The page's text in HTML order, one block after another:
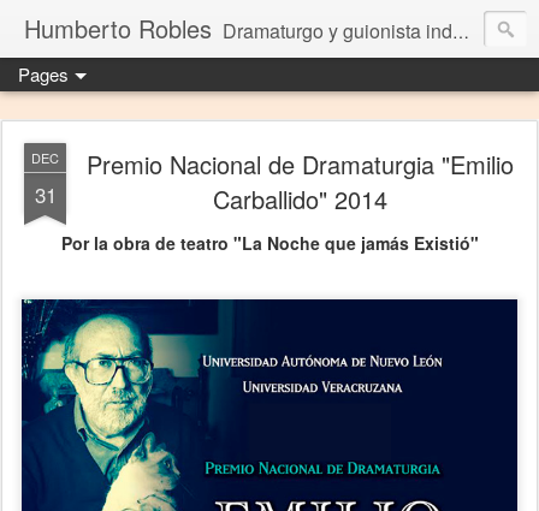
Humberto Robles Dramaturgo y guionista independiente
Pages
DEC
31
Premio Nacional de Dramaturgia "Emilio
Carballido" 2014
Por la obra de teatro "La Noche que jamás Existió"